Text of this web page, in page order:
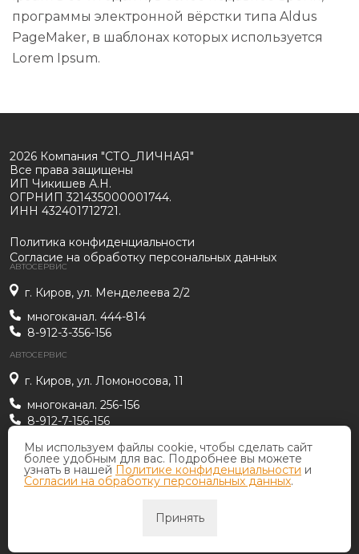
программы электронной вёрстки типа Aldus
PageMaker, в шаблонах которых используется
Lorem Ipsum.
2026 Компания "СТО_ЛИЧНАЯ"
Все права защищены
ИП Чикишев А.Н.
ОГРНИП 321435000001744.
ИНН 432401712721.
Политика конфиденциальности
Согласие на обработку персональных данных
АВТОСЕРВИС
г. Киров, ул. Менделеева 2/2
многоканал. 444-814
8-912-3-356-156
АВТОСЕРВИС
г. Киров, ул. Ломоносова, 11
многоканал. 256-156
8-912-7-156-156
АВТОСЕРВИС
г. Киров, ул. Мельничная, 17
sto_lichnaya@mail.ru
Мы используем файлы cookie, чтобы сделать сайт
более удобным для вас. Подробнее вы можете
узнать в нашей Политике конфиденциальности и
Согласии на обработку персональных данных.
Принять